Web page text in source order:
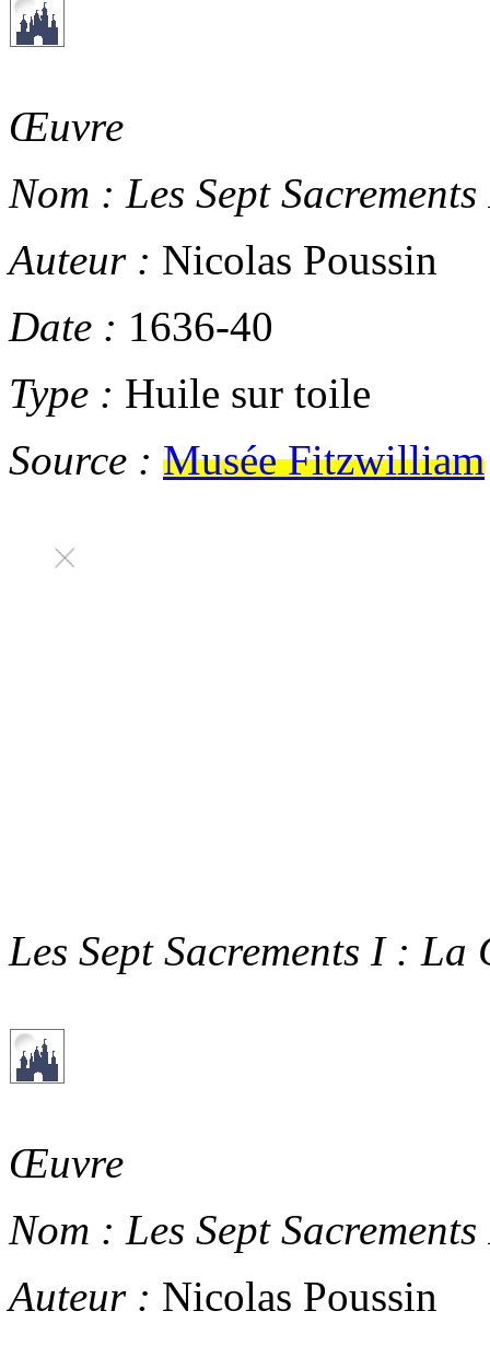
Œuvre
Nom : Les Sept
Auteur : Nicolas Poussin
Date : 1636-40
Type : Huile sur toile
Source : Musée Fitzwilliam
Les Sept Sacrements I : La
Œuvre
Nom : Les Sept
Auteur : Nicolas Poussin